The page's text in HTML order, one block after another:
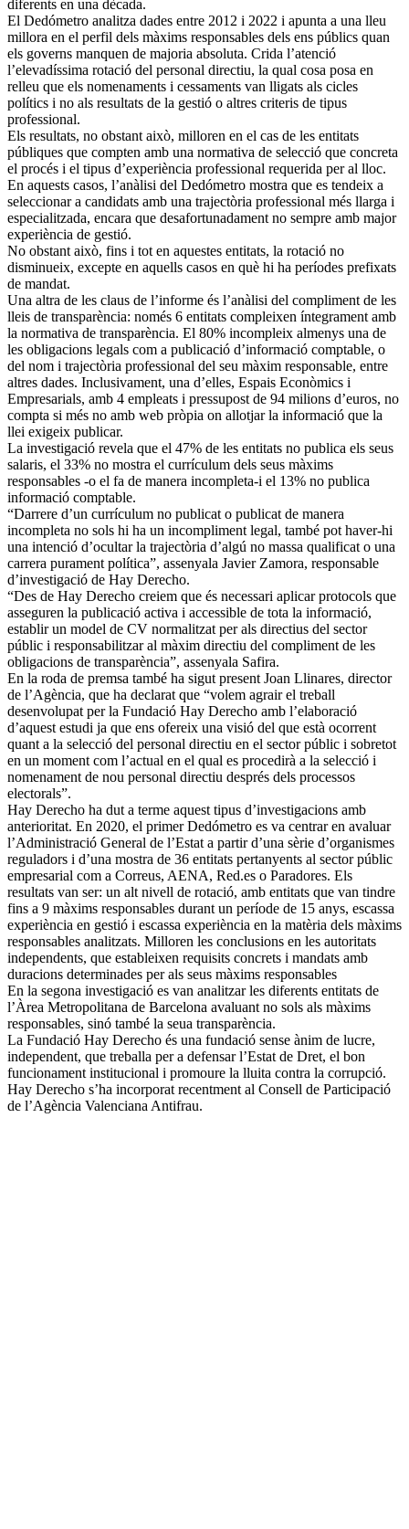
diferents en una dècada.
El Dedómetro analitza dades entre 2012 i 2022 i apunta a una lleu
millora en el perfil dels màxims responsables dels ens públics quan
els governs manquen de majoria absoluta. Crida l’atenció
l’elevadíssima rotació del personal directiu, la qual cosa posa en
relleu que els nomenaments i cessaments van lligats als cicles
polítics i no als resultats de la gestió o altres criteris de tipus
professional.
Els resultats, no obstant això, milloren en el cas de les entitats
públiques que compten amb una normativa de selecció que concreta
el procés i el tipus d’experiència professional requerida per al lloc.
En aquests casos, l’anàlisi del Dedómetro mostra que es tendeix a
seleccionar a candidats amb una trajectòria professional més llarga i
especialitzada, encara que desafortunadament no sempre amb major
experiència de gestió.
No obstant això, fins i tot en aquestes entitats, la rotació no
disminueix, excepte en aquells casos en què hi ha períodes prefixats
de mandat.
Una altra de les claus de l’informe és l’anàlisi del compliment de les
lleis de transparència: només 6 entitats compleixen íntegrament amb
la normativa de transparència. El 80% incompleix almenys una de
les obligacions legals com a publicació d’informació comptable, o
del nom i trajectòria professional del seu màxim responsable, entre
altres dades. Inclusivament, una d’elles, Espais Econòmics i
Empresarials, amb 4 empleats i pressupost de 94 milions d’euros, no
compta si més no amb web pròpia on allotjar la informació que la
llei exigeix publicar.
La investigació revela que el 47% de les entitats no publica els seus
salaris, el 33% no mostra el currículum dels seus màxims
responsables -o el fa de manera incompleta-i el 13% no publica
informació comptable.
“Darrere d’un currículum no publicat o publicat de manera
incompleta no sols hi ha un incompliment legal, també pot haver-hi
una intenció d’ocultar la trajectòria d’algú no massa qualificat o una
carrera purament política”, assenyala Javier Zamora, responsable
d’investigació de Hay Derecho.
“Des de Hay Derecho creiem que és necessari aplicar protocols que
asseguren la publicació activa i accessible de tota la informació,
establir un model de CV normalitzat per als directius del sector
públic i responsabilitzar al màxim directiu del compliment de les
obligacions de transparència”, assenyala Safira.
En la roda de premsa també ha sigut present Joan Llinares, director
de l’Agència, que ha declarat que “volem agrair el treball
desenvolupat per la Fundació Hay Derecho amb l’elaboració
d’aquest estudi ja que ens ofereix una visió del que està ocorrent
quant a la selecció del personal directiu en el sector públic i sobretot
en un moment com l’actual en el qual es procedirà a la selecció i
nomenament de nou personal directiu després dels processos
electorals”.
Hay Derecho ha dut a terme aquest tipus d’investigacions amb
anterioritat. En 2020, el primer Dedómetro es va centrar en avaluar
l’Administració General de l’Estat a partir d’una sèrie d’organismes
reguladors i d’una mostra de 36 entitats pertanyents al sector públic
empresarial com a Correus, AENA, Red.es o Paradores. Els
resultats van ser: un alt nivell de rotació, amb entitats que van tindre
fins a 9 màxims responsables durant un període de 15 anys, escassa
experiència en gestió i escassa experiència en la matèria dels màxims
responsables analitzats. Milloren les conclusions en les autoritats
independents, que estableixen requisits concrets i mandats amb
duracions determinades per als seus màxims responsables
En la segona investigació es van analitzar les diferents entitats de
l’Àrea Metropolitana de Barcelona avaluant no sols als màxims
responsables, sinó també la seua transparència.
La Fundació Hay Derecho és una fundació sense ànim de lucre,
independent, que treballa per a defensar l’Estat de Dret, el bon
funcionament institucional i promoure la lluita contra la corrupció.
Hay Derecho s’ha incorporat recentment al Consell de Participació
de l’Agència Valenciana Antifrau.